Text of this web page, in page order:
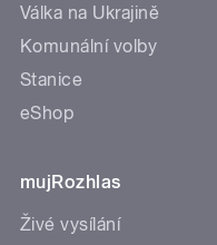
Válka na Ukrajině
Komunální volby
Stanice
eShop
mujRozhlas
Živé vysílání